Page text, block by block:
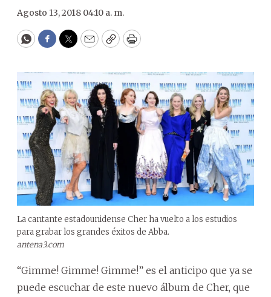
Agosto 13, 2018 04:10 a. m.
WhatsApp
Facebook
Twitter
EmailCopyPrint
La cantante estadounidense Cher ha vuelto a los estudios
para grabar los grandes éxitos de Abba.
antena3.com
“Gimme! Gimme! Gimme!” es el anticipo que ya se
puede escuchar de este nuevo álbum de Cher, que